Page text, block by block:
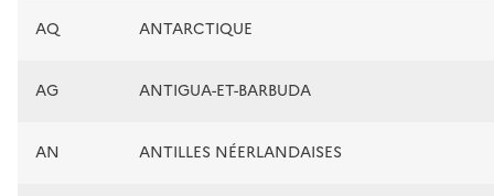
AQ ANTARCTIQUE
AG ANTIGUA-ET-BARBUDA
AN ANTILLES NÉERLANDAISES